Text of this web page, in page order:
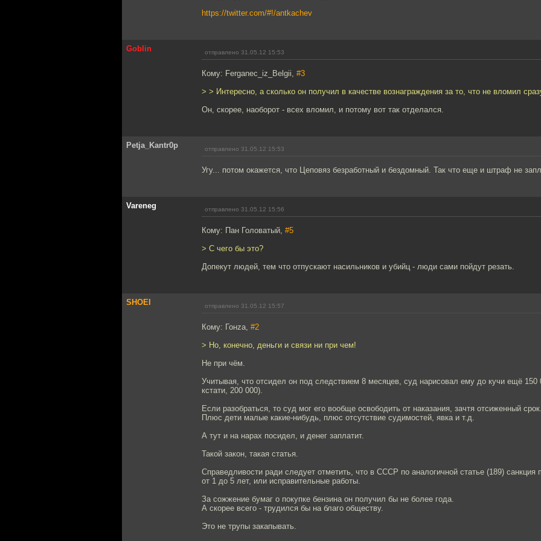
https://twitter.com/#!/antkachev
Goblin отправлено 31.05.12 15:53
Кому: Ferganec_iz_Belgii, #3
> > Интересно, а сколько он получил в качестве вознаграждения за то, что не вломил
Он, скорее, наоборот - всех вломил, и потому вот так отделался.
Petja_Kantr0p отправлено 31.05.12 15:53
Угу... потом окажется, что Цеповяз безработный и бездомный. Так что еще и штраф не
Vareneg отправлено 31.05.12 15:56
Кому: Пан Головатый, #5
> С чего бы это?
Допекут людей, тем что отпускают насильников и убийц - люди сами пойдут резать.
SHOEI отправлено 31.05.12 15:57
Кому: Гонzа, #2
> Но, конечно, деньги и связи ни при чем!
Не при чём.
Учитывая, что отсидел он под следствием 8 месяцев, суд нарисовал ему до кучи ещё 150
кстати, 200 000).
Если разобраться, то суд мог его вообще освободить от наказания, зачтя отсиженный срок.
Плюс дети малые какие-нибудь, плюс отсутствие судимостей, явка и т.д.
А тут и на нарах посидел, и денег заплатит.
Такой закон, такая статья.
Справедливости ради следует отметить, что в СССР по аналогичной статье (189) санкция
от 1 до 5 лет, или исправительные работы.
За сожжение бумаг о покупке бензина он получил бы не более года.
А скорее всего - трудился бы на благо обществу.
Это не трупы закапывать.